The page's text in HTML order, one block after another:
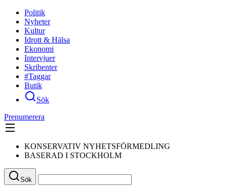
Politik
Nyheter
Kultur
Idrott & Hälsa
Ekonomi
Intervjuer
Skribenter
#Taggar
Butik
Sök
Prenumerera
KONSERVATIV NYHETSFÖRMEDLING
BASERAD I STOCKHOLM
Sök